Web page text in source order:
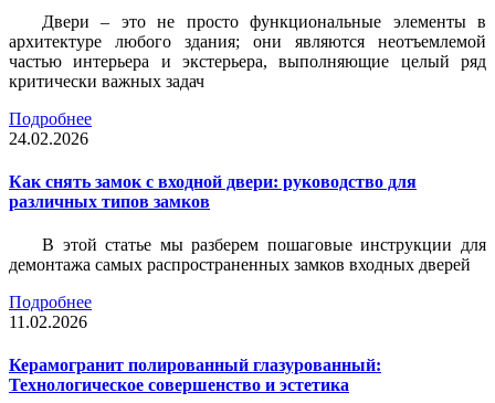
Двери – это не просто функциональные элементы в
архитектуре любого здания; они являются неотъемлемой
частью интерьера и экстерьера, выполняющие целый ряд
критически важных задач
Подробнее
24.02.2026
Как снять замок с входной двери: руководство для
различных типов замков
В этой статье мы разберем пошаговые инструкции для
демонтажа самых распространенных замков входных дверей
Подробнее
11.02.2026
Керамогранит полированный глазурованный:
Технологическое совершенство и эстетика